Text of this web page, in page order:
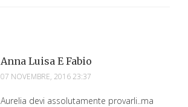
Anna Luisa E Fabio
07 NOVEMBRE, 2016 23:37
Aurelia devi assolutamente provarli..ma